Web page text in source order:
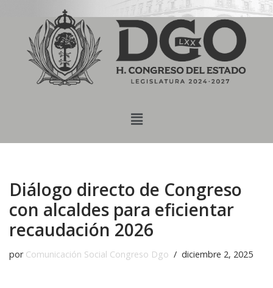
Saltar
contenido
Diálogo directo de Congreso
con alcaldes para eficientar
recaudación 2026
por Comunicación Social Congreso Dgo diciembre 2, 2025